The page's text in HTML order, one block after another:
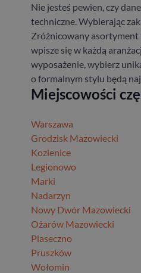
Nie jesteś pewien, czy
techniczne. Wybierając
Zróżnicowany asortyment
wpisze się w każdą
wyposażenie, wybierz
o formalnym stylu będą
Miejscowości
Warszawa
Grodzisk Mazowiecki
Kozienice
Legionowo
Marki
Nadarzyn
Nowy Dwór Mazowiecki
Ożarów Mazowiecki
Piaseczno
Pruszków
Wołomin